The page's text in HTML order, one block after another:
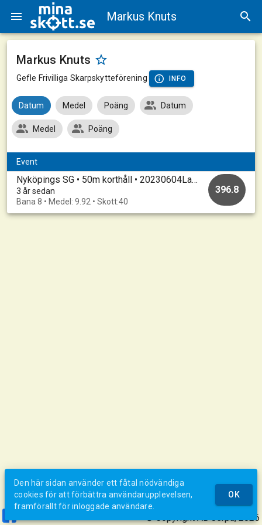
Markus Knuts
Markus Knuts
Gefle Frivilliga Skarpskytteförening INFO
Datum Medel Poäng Datum
Medel Poäng
Event
Nyköpings SG • 50m korthåll • 20230604LandskampsuttagningStallnGrund
3 år sedan
Bana 8 • Medel: 9.92 • Skott:40
396.8
© Copyright AB Jerpa, 2026
Den här sidan använder ett fåtal nödvändiga
cookies för att förbättra användarupplevelsen,
framförallt för inloggade användare.
OK